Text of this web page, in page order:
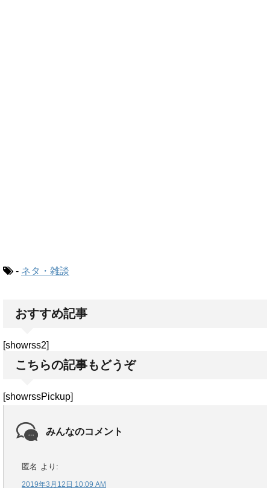
- ネタ・雑談
おすすめ記事
[showrss2]
こちらの記事もどうぞ
[showrssPickup]
みんなのコメント
匿名 より:
2019年3月12日 10:09 AM